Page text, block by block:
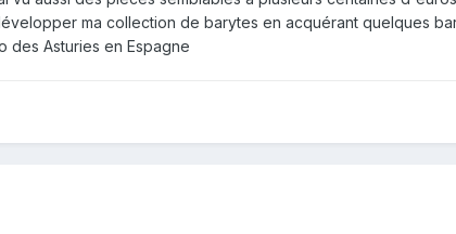
ma collection de barytes en acquérant quelques
des Asturies en Espagne